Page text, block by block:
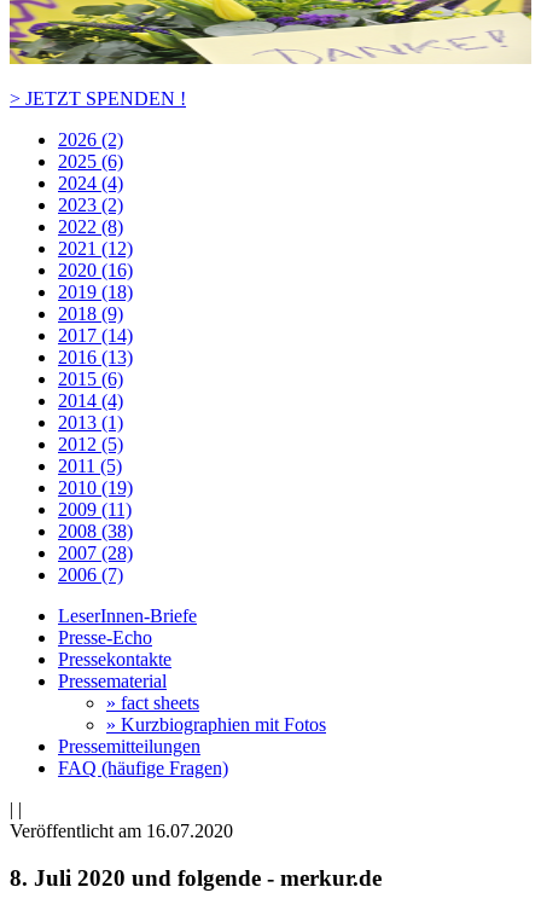
> JETZT SPENDEN !
2026 (2)
2025 (6)
2024 (4)
2023 (2)
2022 (8)
2021 (12)
2020 (16)
2019 (18)
2018 (9)
2017 (14)
2016 (13)
2015 (6)
2014 (4)
2013 (1)
2012 (5)
2011 (5)
2010 (19)
2009 (11)
2008 (38)
2007 (28)
2006 (7)
LeserInnen-Briefe
Presse-Echo
Pressekontakte
Pressematerial
» fact sheets
» Kurzbiographien mit Fotos
Pressemitteilungen
FAQ (häufige Fragen)
| |
Veröffentlicht am 16­.07.2020
8. Juli 2020 und folgende - merkur.de